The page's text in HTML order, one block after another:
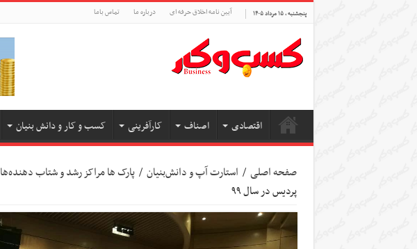
پنجشنبه , ۱۵ مرداد ۱۴۰۵ آیین نامه اخلاق حرفه ای درباره ما تماس باما
اقتصادی اصناف کارآفرینی کسب و کار و دانش بنیان
صفحه اصلی / استارت آپ‌ و دانش‌بنیان‌ / پارک ها مراکز رشد و شتاب‌ دهنده‌ها
پردیس در سال ۹۹